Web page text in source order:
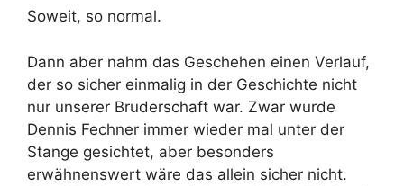
Soweit, so normal.
Dann aber nahm das Geschehen einen Verlauf,
der so sicher einmalig in der Geschichte nicht
nur unserer Bruderschaft war. Zwar wurde
Dennis Fechner immer wieder mal unter der
Stange gesichtet, aber besonders
erwähnenswert wäre das allein sicher nicht.